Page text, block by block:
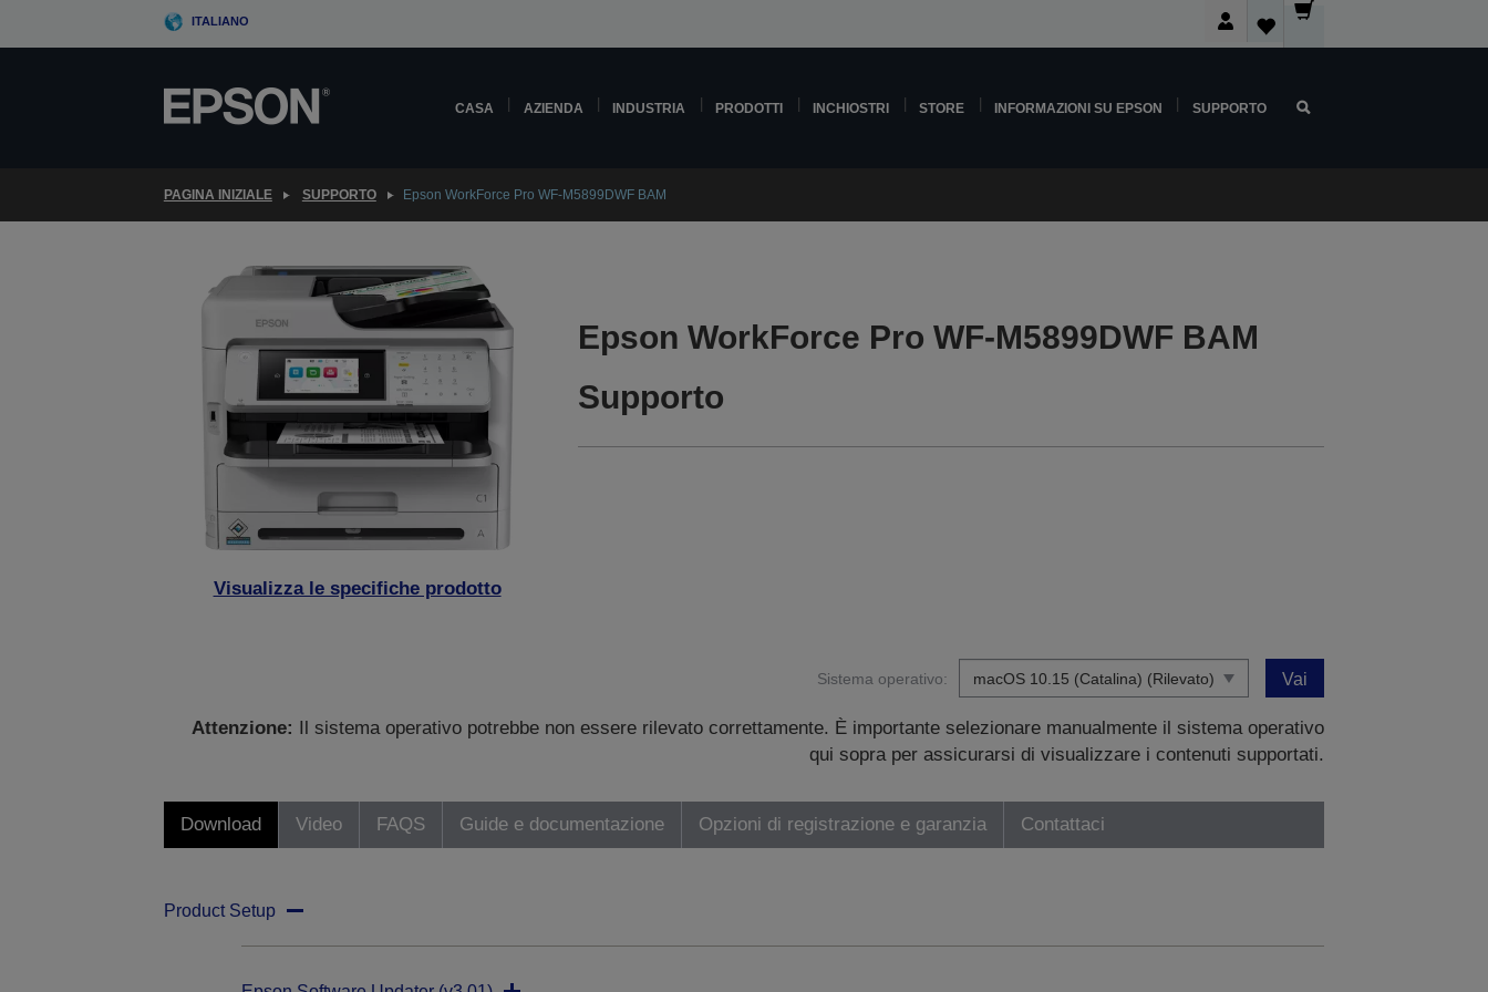
ITALIANO
CASA AZIENDA INDUSTRIA PRODOTTI INCHIOSTRI STORE INFORMAZIONI SU EPSON SUPPORTO
PAGINA INIZIALE SUPPORTO Epson WorkForce Pro WF-M5899DWF BAM
Visualizza le specifiche prodotto
Epson WorkForce Pro WF-M5899DWF BAM
Supporto
Sistema operativo: Vai
Attenzione:
Il sistema operativo potrebbe non essere rilevato correttamente. È importante selezionare manualmente il sistema operativo
qui sopra per assicurarsi di visualizzare i contenuti supportati.
Download Video FAQS Guide e documentazione Opzioni di registrazione e garanzia Contattaci
Product Setup